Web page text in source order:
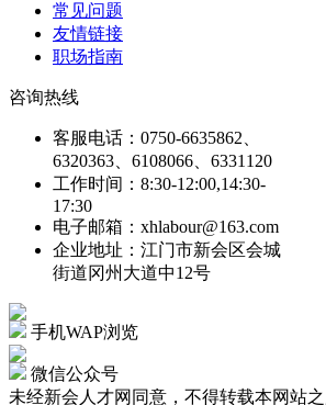
常见问题
友情链接
职场指南
咨询热线
客服电话：0750-6635862、
6320363、6108066、6331120
工作时间：8:30-12:00,14:30-
17:30
电子邮箱：xhlabour@163.com
企业地址：江门市新会区会城
街道冈州大道中12号
手机WAP浏览
微信公众号
未经新会人才网同意，不得转载本网站